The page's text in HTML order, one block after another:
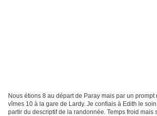
Nous étions 8 au départ de Paray mais par un prompt
vîmes 10 à la gare de Lardy. Je confiais à Edith le
partir du descriptif de la randonnée. Temps froid mais